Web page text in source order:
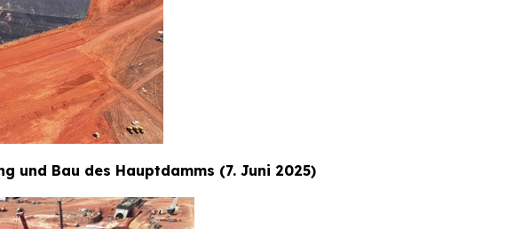
und Bau des Hauptdamms (7. Juni 2025)